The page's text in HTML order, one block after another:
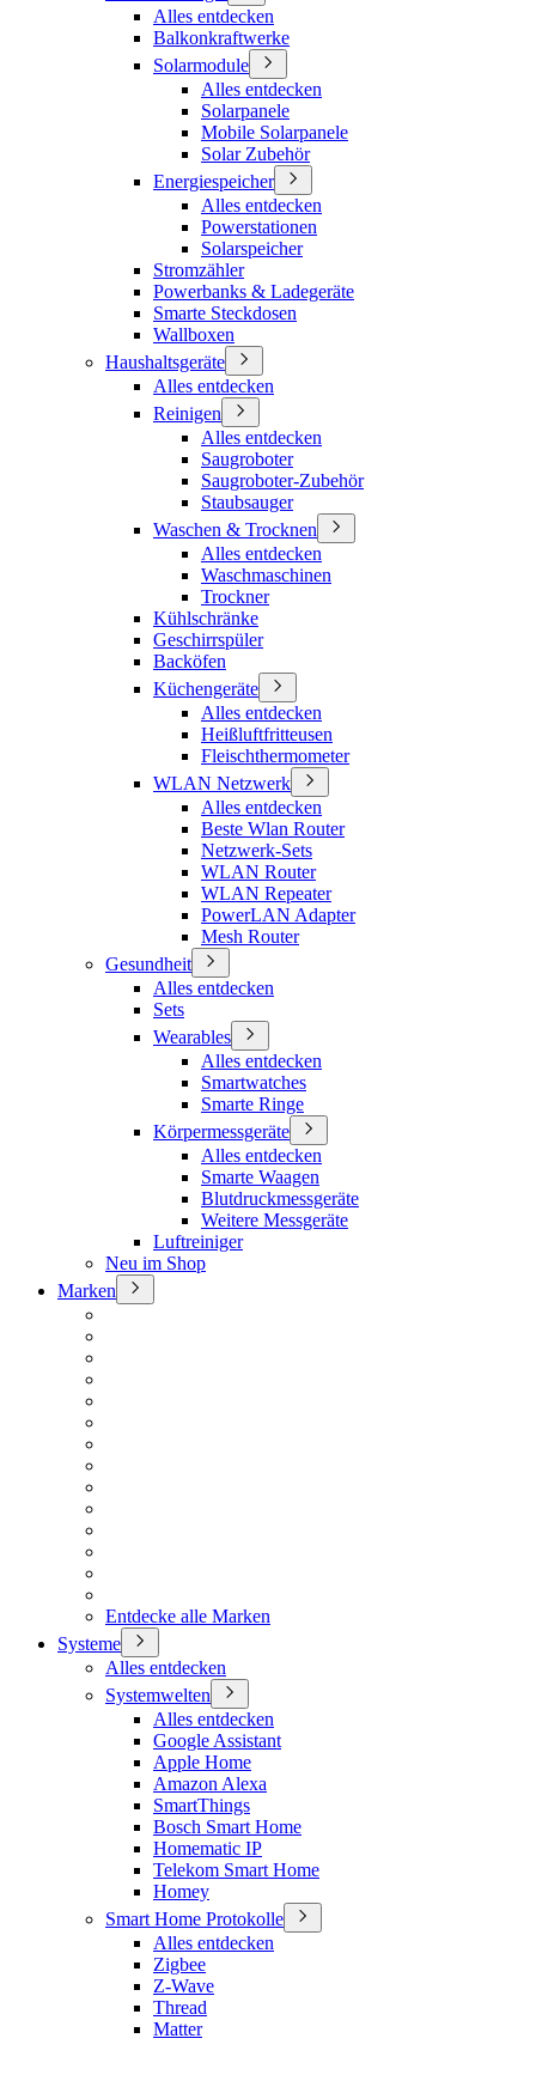
Alles entdecken
Balkonkraftwerke
Solarmodule
Alles entdecken
Solarpanele
Mobile Solarpanele
Solar Zubehör
Energiespeicher
Alles entdecken
Powerstationen
Solarspeicher
Stromzähler
Powerbanks & Ladegeräte
Smarte Steckdosen
Wallboxen
Haushaltsgeräte
Alles entdecken
Reinigen
Alles entdecken
Saugroboter
Saugroboter-Zubehör
Staubsauger
Waschen & Trocknen
Alles entdecken
Waschmaschinen
Trockner
Kühlschränke
Geschirrspüler
Backöfen
Küchengeräte
Alles entdecken
Heißluftfritteusen
Fleischthermometer
WLAN Netzwerk
Alles entdecken
Beste Wlan Router
Netzwerk-Sets
WLAN Router
WLAN Repeater
PowerLAN Adapter
Mesh Router
Gesundheit
Alles entdecken
Sets
Wearables
Alles entdecken
Smartwatches
Smarte Ringe
Körpermessgeräte
Alles entdecken
Smarte Waagen
Blutdruckmessgeräte
Weitere Messgeräte
Luftreiniger
Neu im Shop
Marken
Entdecke alle Marken
Systeme
Alles entdecken
Systemwelten
Alles entdecken
Google Assistant
Apple Home
Amazon Alexa
SmartThings
Bosch Smart Home
Homematic IP
Telekom Smart Home
Homey
Smart Home Protokolle
Alles entdecken
Zigbee
Z-Wave
Thread
Matter